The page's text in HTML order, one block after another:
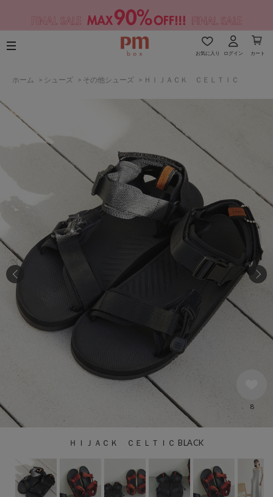
お気に入り ログイン カート
ホーム > シューズ > その他シューズ > ＨＩＪＡＣＫ ＣＥＬＴＩＣ
ＨＩＪＡＣＫ ＣＥＬＴＩＣ BLACK
8